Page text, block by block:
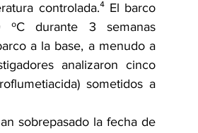
controlada.⁴ El barco
durante 3 semanas
a la base, a menudo a
analizaron cinco
sometidos a
sobrepasado la fecha de